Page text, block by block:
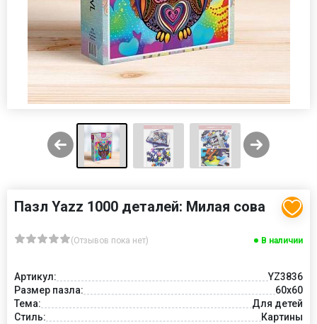
Пазл Yazz 1000 деталей: Милая сова
(Отзывов пока нет) В наличии
Артикул:
YZ3836
Размер пазла:
60x60
Тема:
Для детей
Стиль:
Картины